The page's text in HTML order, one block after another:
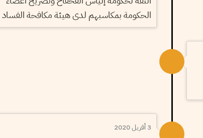
الحكومة بمكاسبهم لدى هيئة مكافحة الفساد
3 أفريل 2020